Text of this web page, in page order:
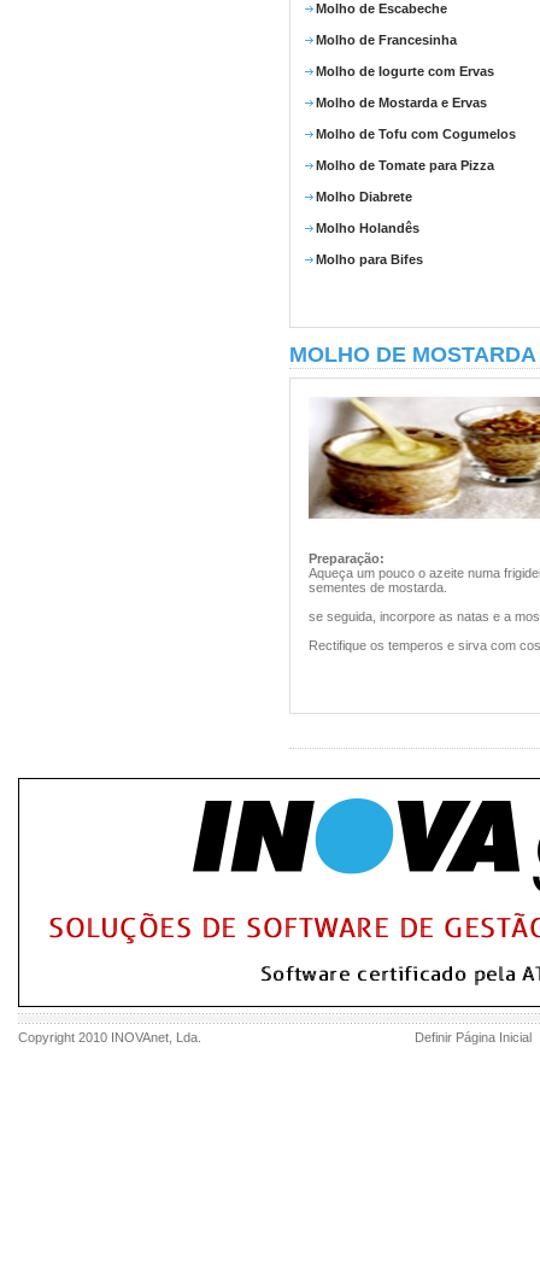
Molho de Escabeche
Molho de Francesinha
Molho de Iogurte com Ervas
Molho de Mostarda e Ervas
Molho de Tofu com Cogumelos
Molho de Tomate para Pizza
Molho Diabrete
Molho Holandês
Molho para Bifes
MOLHO DE MOSTARDA
Preparação:
Aqueça um pouco o azeite numa
sementes de mostarda.
se seguida, incorpore as natas e a
Rectifique os temperos e sirva com
Copyright 2010 INOVAnet , Lda. Definir Página Inicial